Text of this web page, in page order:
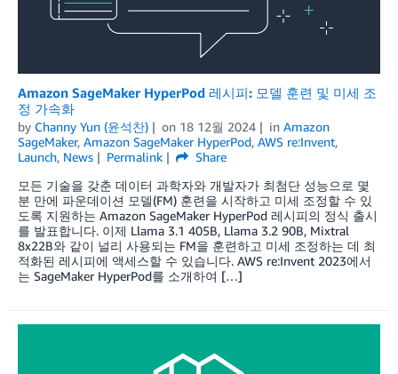
Amazon SageMaker HyperPod 레시피: 모델 훈련 및 미세 조
정 가속화
by Channy Yun (윤석찬) on 18 12월 2024 in Amazon
SageMaker, Amazon SageMaker HyperPod, AWS re:Invent,
Launch, News Permalink
Share
모든 기술을 갖춘 데이터 과학자와 개발자가 최첨단 성능으로 몇
분 만에 파운데이션 모델(FM) 훈련을 시작하고 미세 조정할 수 있
도록 지원하는 Amazon SageMaker HyperPod 레시피의 정식 출시
를 발표합니다. 이제 Llama 3.1 405B, Llama 3.2 90B, Mixtral
8x22B와 같이 널리 사용되는 FM을 훈련하고 미세 조정하는 데 최
적화된 레시피에 액세스할 수 있습니다. AWS re:Invent 2023에서
는 SageMaker HyperPod를 소개하여 […]